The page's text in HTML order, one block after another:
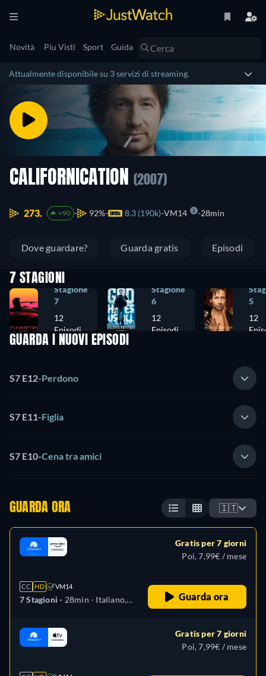
Novità Piu Visti Sport Guida
Attualmente disponibile su 3 servizi di streaming.
CALIFORNICATION (2007)
273. +90 92% 8.3 (190k) VM14 28min
Dove guardare? Guarda gratis Episodi
7 STAGIONI
Stagione
7
12
Episodi
Stagione
6
12
Episodi
5
12
GUARDA I NUOVI EPISODI
S7 E12-Perdono
S7 E11-Figlia
S7 E10-Cena tra amici
GUARDA ORA 🇮🇹
CC HD VM14
7 Stagioni - 28min - Italiano,
Francese, Portoghese
Gratis per 7 giorni
Poi, 7,99€ / mese
Guarda ora
Gratis per 7 giorni
Poi, 7,99€ / mese